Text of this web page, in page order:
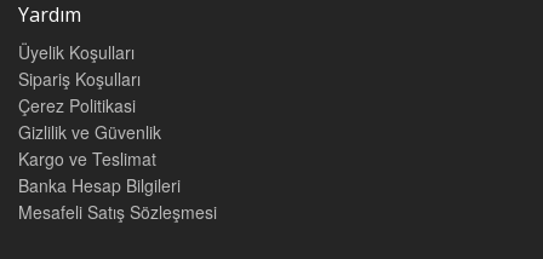
Yardım
Üyelik Koşulları
Sipariş Koşulları
Çerez Politikasi
Gizlilik ve Güvenlik
Kargo ve Teslimat
Banka Hesap Bilgileri
Mesafeli Satış Sözleşmesi